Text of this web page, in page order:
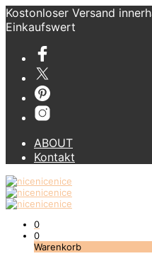
Kostonloser Versand
Einkaufswert
ABOUT
Kontakt
0
0
Warenkorb